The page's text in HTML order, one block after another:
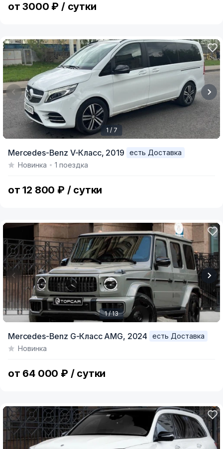
от 3000 ₽ / сутки
of
1 / 7
Mercedes-Benz V-Класс, 2019
есть Доставка
Новинка
1 поездка
от 12 800 ₽ / сутки
of
1 / 13
Mercedes-Benz G-Класс AMG, 2024
есть Доставка
Новинка
от 64 000 ₽ / сутки